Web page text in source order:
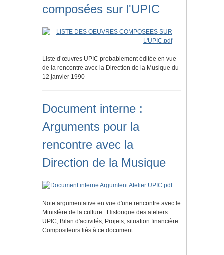
composées sur l'UPIC
Liste d’œuvres UPIC probablement éditée en vue
de la rencontre avec la Direction de la Musique du
12 janvier 1990
Document interne :
Arguments pour la
rencontre avec la
Direction de la Musique
Note argumentative en vue d'une rencontre avec le
Ministère de la culture : Historique des ateliers
UPIC, Bilan d'activités, Projets, situation financière.
Compositeurs liés à ce document :